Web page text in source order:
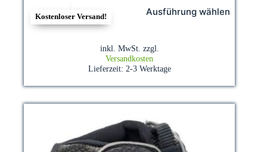
Kostenloser Versand! Ausführung wählen
Produkt
weist
können
auf
inkl. MwSt. zzgl.
Versandkosten
Lieferzeit: 2-3 Werktage